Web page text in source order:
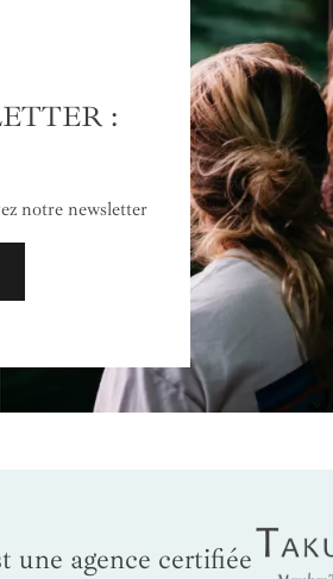
:
notre newsletter
une agence certifiée